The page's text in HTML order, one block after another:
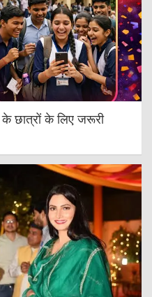
छात्रों के लिए जरूरी